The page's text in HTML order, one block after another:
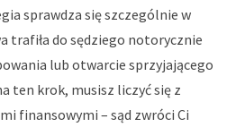
sprawdza się szczególnie w
trafiła do sędziego notorycznie
lub otwarcie sprzyjającego
ten krok, musisz liczyć się z
finansowymi – sąd zwróci Ci